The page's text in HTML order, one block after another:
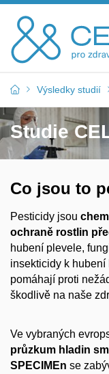
Výsledky studií
Studie
Co jsou to
Pesticidy jsou
ochraně rostlin
hubení plevele,
insekticidy k hubení
pomáhají proti
škodlivě na naše
Ve vybraných
průzkum hladin
SPECIMEn se